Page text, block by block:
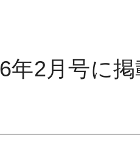
2月号に掲